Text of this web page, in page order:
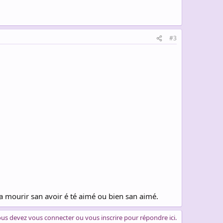
#3
mourir san avoir é té aimé ou bien san aimé.
devez vous connecter ou vous inscrire pour répondre ici.